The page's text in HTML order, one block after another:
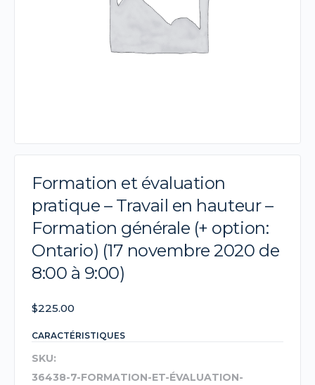
Formation et évaluation
pratique – Travail en hauteur –
Formation générale (+ option:
Ontario) (17 novembre 2020 de
8:00 à 9:00)
$225.00
CARACTÉRISTIQUES
SKU:
36438-7-FORMATION-ET-ÉVALUATION-